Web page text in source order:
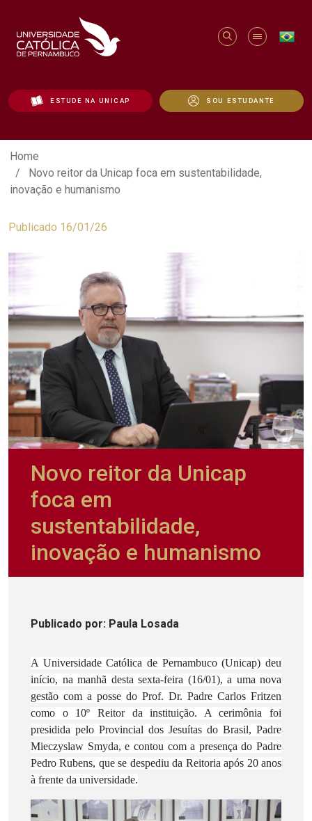
ESTUDE NA UNICAP SOU ESTUDANTE
Novo reitor da Unicap foca em
Home
Novo reitor da Unicap foca em sustentabilidade,
inovação e humanismo
Publicado 16/01/26
Novo reitor da Unicap
foca em
sustentabilidade,
inovação e humanismo
Publicado por: Paula Losada
A Universidade Católica de Pernambuco (Unicap) deu
início, na manhã desta sexta-feira (16/01), a uma nova
gestão com a posse do Prof. Dr. Padre Carlos Fritzen
como o 10º Reitor da instituição. A cerimônia foi
presidida pelo Provincial dos Jesuítas do Brasil, Padre
Mieczyslaw Smyda, e contou com a presença do Padre
Pedro Rubens, que se despediu da Reitoria após 20 anos
à frente da universidade.